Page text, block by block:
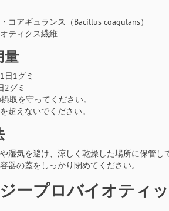
コアギュランス（Bacillus coagulans）
ティクス繊維
量
日1グミ
2グミ
取を守ってください。
超えないでください。
湿気を避け、涼しく乾燥した場所に保管し
器の蓋をしっかり閉めてください。
ープロバイオティ